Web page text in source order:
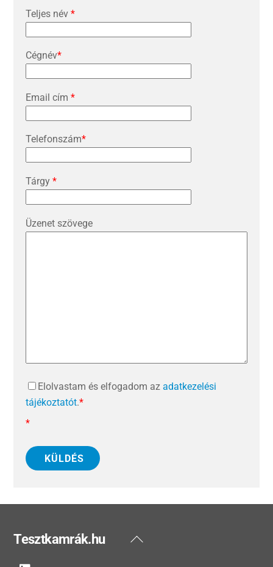
Teljes név*
Cégnév*
Email cím*
Telefonszám*
Tárgy*
Üzenet szövege
Elolvastam és elfogadom azadatkezelési
tájékoztatót.*
*
KÜLDÉS
Back
Tesztkamrák.hu